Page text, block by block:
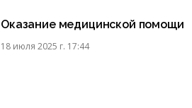
Оказание медицинской помощи
18 июля 2025 г. 17:44